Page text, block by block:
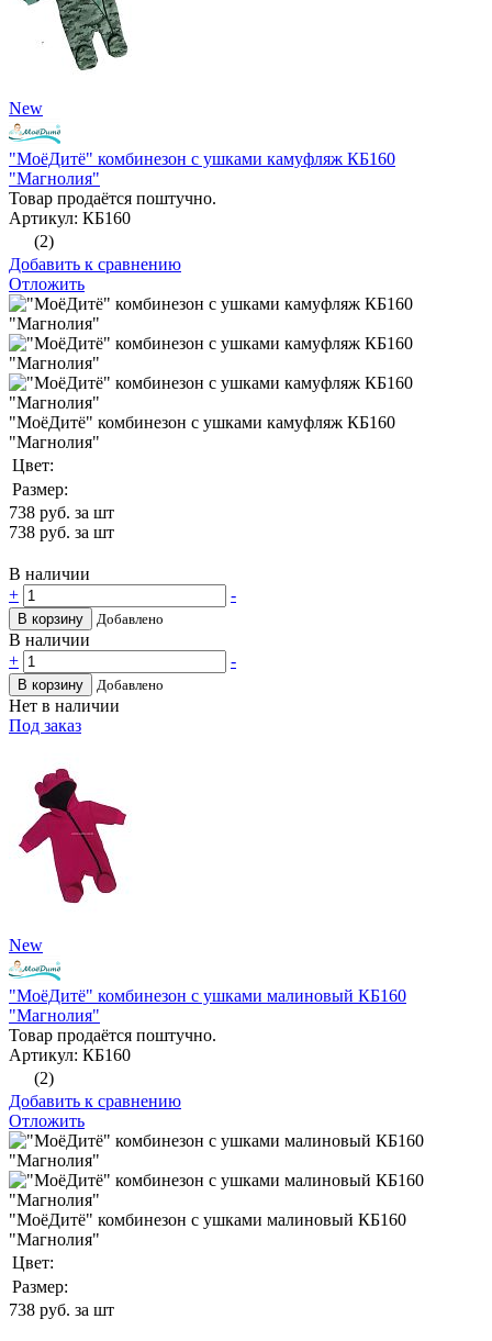
New
"МоёДитё" комбинезон с ушками камуфляж КБ160
"Магнолия"
Товар продаётся поштучно.
Артикул: КБ160
(2)
Добавить к сравнению
Отложить
"МоёДитё" комбинезон с ушками камуфляж КБ160
"Магнолия"
Цвет:
Размер:
738 руб. за шт
738 руб. за шт
В наличии
+
-
В корзину Добавлено
В наличии
+
-
В корзину Добавлено
Нет в наличии
Под заказ
New
"МоёДитё" комбинезон с ушками малиновый КБ160
"Магнолия"
Товар продаётся поштучно.
Артикул: КБ160
(2)
Добавить к сравнению
Отложить
"МоёДитё" комбинезон с ушками малиновый КБ160
"Магнолия"
Цвет:
Размер:
738 руб. за шт